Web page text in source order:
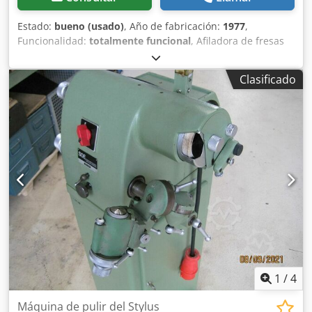
0,01 mm Potencia del motor de aspiración (2800 rpm): 0,25
CV Salvo error u omisión, los datos técnicos se suministran
sin compromiso.
Estado: bueno (usado), Año de fabricación: 1977,
Funcionalidad: totalmente funcional, Afiladora de fresas
Deckel SOE con accesorios Especificaciones técnicas: >>
Número de máquina: SOE 77-3997, año de fabricación:
1977 >> Velocidad del motor: 2800 rpm >> Velocidad del
husillo de rectificado: 4500 rpm >> Potencia: 0,55 kW / 380
voltios >> Peso: aprox. 200 kg Dodpfx Aiowrm Nvsfock
Accesorios y equipamiento: >> Pinzas >> Muelas abrasivas
>> Soporte/base de la máquina >> Extractor >>
Herramientas >> Aspiración de polvo de rectificado Sobre
la máquina: Se ofrece una afiladora de fresas Deckel SOE
con accesorios. Probada mecánica y eléctricamente. Una
máquina elegante y completamente funcional. Aproveche
la oportunidad de verla y probarla en persona.
Clasificado
1 /4
Máquina de pulir del Stylus